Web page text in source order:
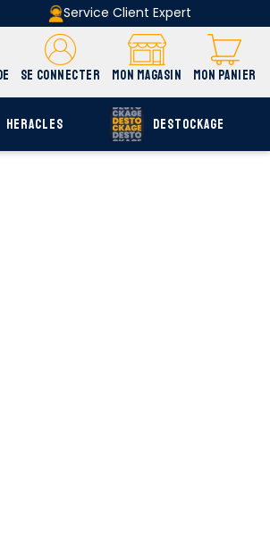
Service Client Expert
SE CONNECTER MON MAGASIN MON PANIER
HERACLES DESTOCKAGE